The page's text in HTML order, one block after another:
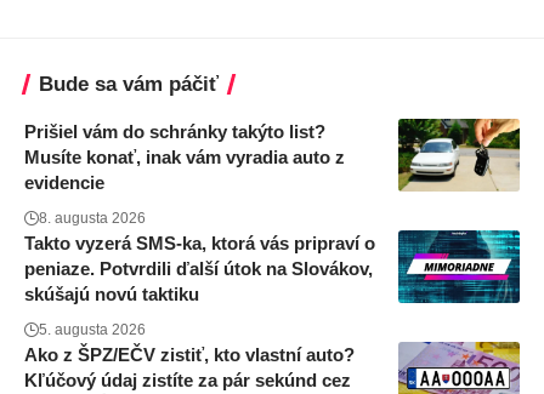
Bude sa vám páčiť
Prišiel vám do schránky takýto list?
Musíte konať, inak vám vyradia auto z
evidencie
8. augusta 2026
Takto vyzerá SMS-ka, ktorá vás pripraví o
peniaze. Potvrdili ďalší útok na Slovákov,
skúšajú novú taktiku
5. augusta 2026
Ako z ŠPZ/EČV zistiť, kto vlastní auto?
Kľúčový údaj zistíte za pár sekúnd cez